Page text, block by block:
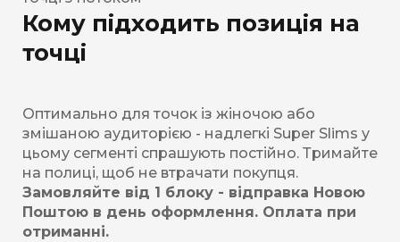
Кому підходить позиція на
точці
Оптимально для точок із жіночою або
змішаною аудиторією - надлегкі Super Slims у
цьому сегменті спрашують постійно. Тримайте
на полиці, щоб не втрачати покупця.
Замовляйте від 1 блоку - відправка Новою
Поштою в день оформлення. Оплата при
отриманні.